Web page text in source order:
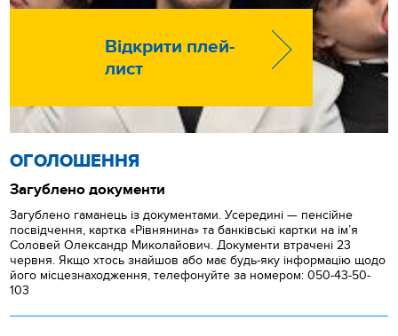
Відкрити плей-
лист
ОГОЛОШЕННЯ
Загублено документи
Загублено гаманець із документами. Усередині — пенсійне
посвідчення, картка «Рівнянина» та банківські картки на ім’я
Соловей Олександр Миколайович. Документи втрачені 23
червня. Якщо хтось знайшов або має будь-яку інформацію щодо
його місцезнаходження, телефонуйте за номером: 050-43-50-
103